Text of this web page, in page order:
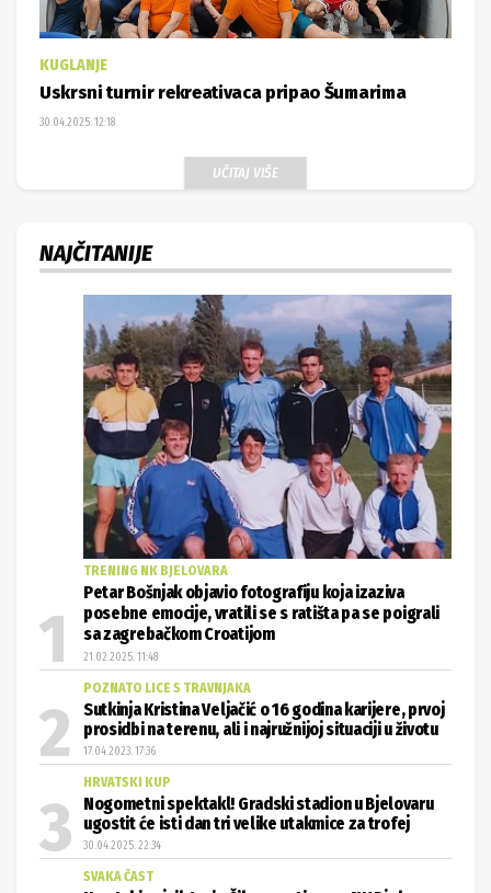
KUGLANJE
Uskrsni turnir rekreativaca pripao Šumarima
30.04.2025. 12:18
UČITAJ VIŠE
NAJČITANIJE
TRENING NK BJELOVARA
Petar Bošnjak objavio fotografiju koja izaziva
posebne emocije, vratili se s ratišta pa se poigrali
sa zagrebačkom Croatijom
21.02.2025. 11:48
POZNATO LICE S TRAVNJAKA
Sutkinja Kristina Veljačić o 16 godina karijere, prvoj
prosidbi na terenu, ali i najružnijoj situaciji u životu
17.04.2023. 17:36
HRVATSKI KUP
Nogometni spektakl! Gradski stadion u Bjelovaru
ugostit će isti dan tri velike utakmice za trofej
30.04.2025. 22:34
SVAKA ČAST